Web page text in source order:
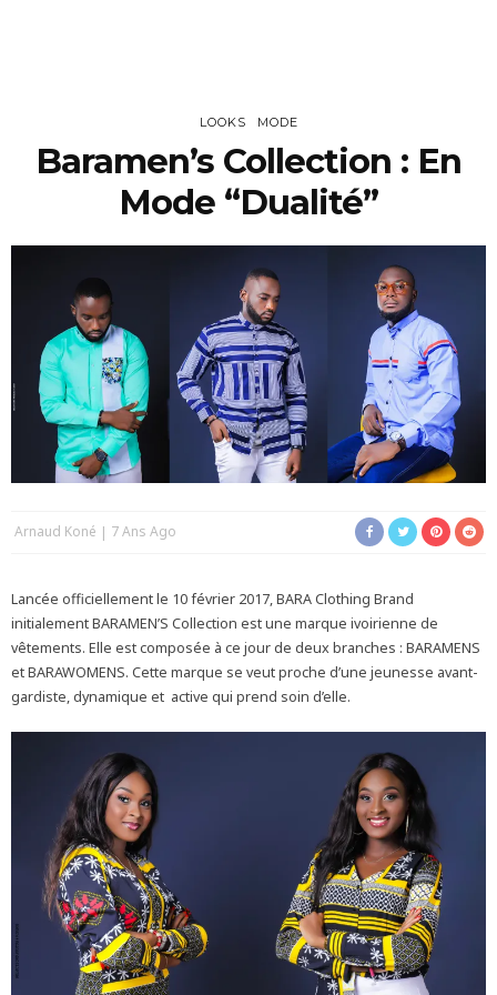
LOOKS MODE
Baramen’s Collection : En
Mode “Dualité”
Arnaud Koné 7 Ans Ago
Lancée officiellement le 10 février 2017, BARA Clothing Brand
initialement BARAMEN’S Collection est une marque ivoirienne de
vêtements. Elle est composée à ce jour de deux branches : BARAMENS
et BARAWOMENS. Cette marque se veut proche d’une jeunesse avant-
gardiste, dynamique et active qui prend soin d’elle.